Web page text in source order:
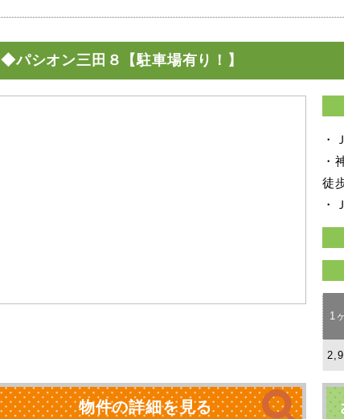
◆パシオン三田８【駐車場有り！】
・
・
徒
・
1
物件の詳細を見る